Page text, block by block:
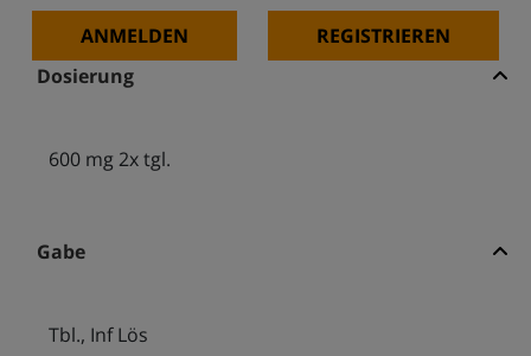
ANMELDEN REGISTRIEREN
Dosierung
600 mg 2x tgl.
Gabe
Tbl., Inf Lös